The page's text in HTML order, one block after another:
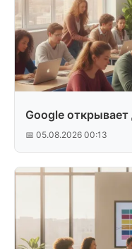
Google
📅 05.08.2026 00:13